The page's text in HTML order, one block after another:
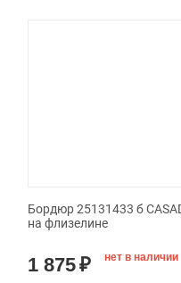
Бордюр 25131433 б
на флизелине
1 875₽ нет в наличии